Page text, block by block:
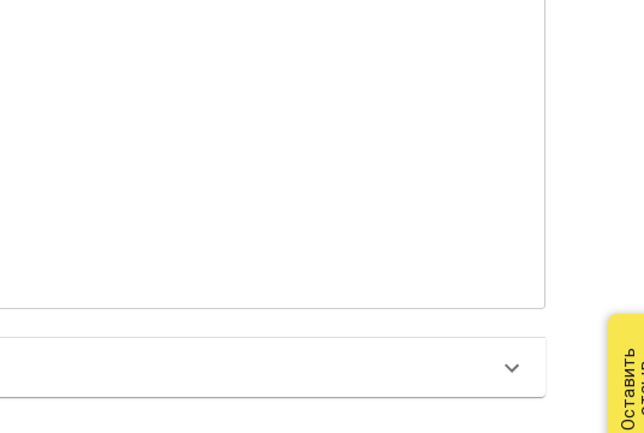
Оставить